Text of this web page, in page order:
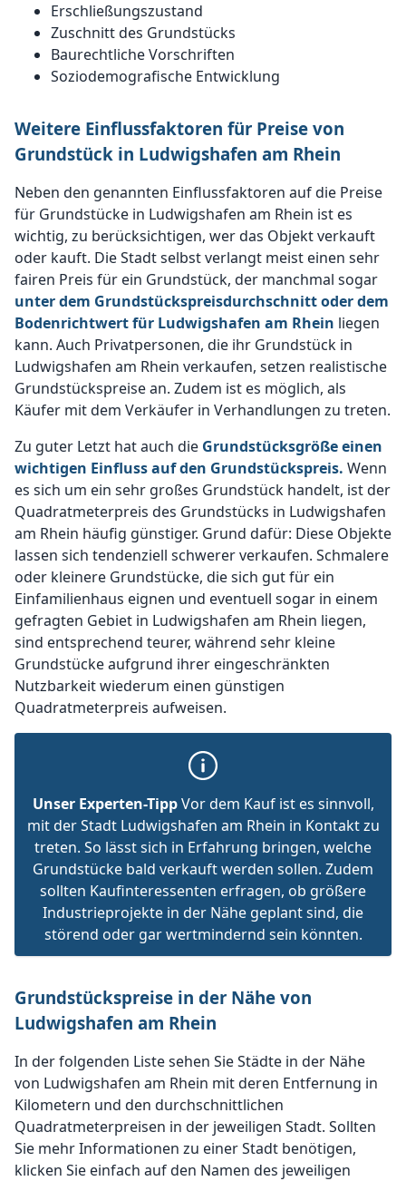
Erschließungszustand
Zuschnitt des Grundstücks
Baurechtliche Vorschriften
Soziodemografische Entwicklung
Weitere Einflussfaktoren für Preise von
Grundstück in Ludwigshafen am Rhein
Neben den genannten Einflussfaktoren auf die Preise
für Grundstücke in Ludwigshafen am Rhein ist es
wichtig, zu berücksichtigen, wer das Objekt verkauft
oder kauft. Die Stadt selbst verlangt meist einen sehr
fairen Preis für ein Grundstück, der manchmal sogar
unter dem Grundstückspreisdurchschnitt oder dem
Bodenrichtwert für Ludwigshafen am Rhein liegen
kann. Auch Privatpersonen, die ihr Grundstück in
Ludwigshafen am Rhein verkaufen, setzen realistische
Grundstückspreise an. Zudem ist es möglich, als
Käufer mit dem Verkäufer in Verhandlungen zu treten.
Zu guter Letzt hat auch die Grundstücksgröße einen
wichtigen Einfluss auf den Grundstückspreis. Wenn
es sich um ein sehr großes Grundstück handelt, ist der
Quadratmeterpreis des Grundstücks in Ludwigshafen
am Rhein häufig günstiger. Grund dafür: Diese Objekte
lassen sich tendenziell schwerer verkaufen. Schmalere
oder kleinere Grundstücke, die sich gut für ein
Einfamilienhaus eignen und eventuell sogar in einem
gefragten Gebiet in Ludwigshafen am Rhein liegen,
sind entsprechend teurer, während sehr kleine
Grundstücke aufgrund ihrer eingeschränkten
Nutzbarkeit wiederum einen günstigen
Quadratmeterpreis aufweisen.
Unser Experten-TippVor dem Kauf ist es sinnvoll,
mit der Stadt Ludwigshafen am Rhein in Kontakt zu
treten. So lässt sich in Erfahrung bringen, welche
Grundstücke bald verkauft werden sollen. Zudem
sollten Kaufinteressenten erfragen, ob größere
Industrieprojekte in der Nähe geplant sind, die
störend oder gar wertmindernd sein könnten.
Grundstückspreise in der Nähe von
Ludwigshafen am Rhein
In der folgenden Liste sehen Sie Städte in der Nähe
von Ludwigshafen am Rhein mit deren Entfernung in
Kilometern und den durchschnittlichen
Quadratmeterpreisen in der jeweiligen Stadt. Sollten
Sie mehr Informationen zu einer Stadt benötigen,
klicken Sie einfach auf den Namen des jeweiligen